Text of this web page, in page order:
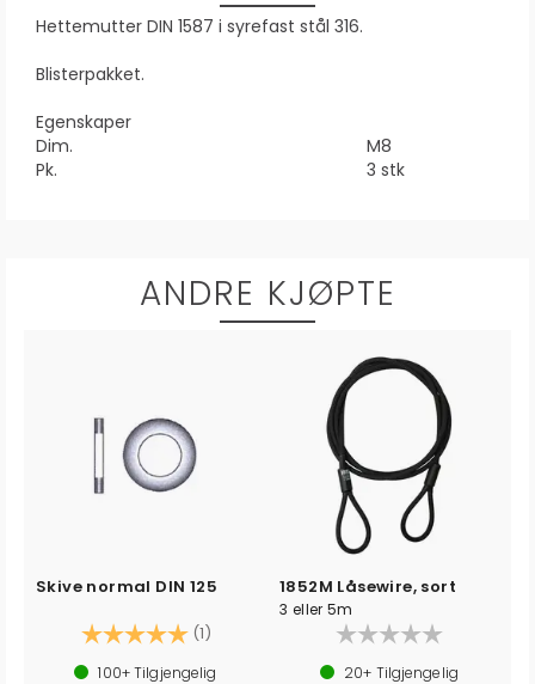
Hettemutter DIN 1587 i syrefast stål 316.
Blisterpakket.
Egenskaper
Dim.
M8
Pk.
3 stk
ANDRE KJØPTE
Skive normal DIN 125
Karakter: (1)
100+Tilgjengelig
1852M Låsewire, sort
3 eller 5m
20+ Tilgjengelig